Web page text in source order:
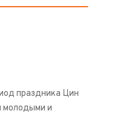
праздника Цин
молодыми и